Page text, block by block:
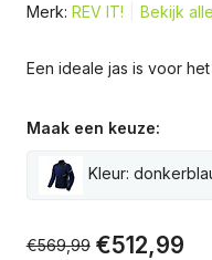
Merk: REV IT! Bekijk
Een ideale jas is voor
Maak een keuze:
Kleur:
€569,99 €512,99